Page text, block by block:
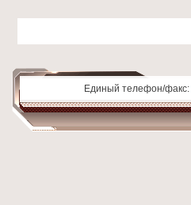
Единый телефон/факс: